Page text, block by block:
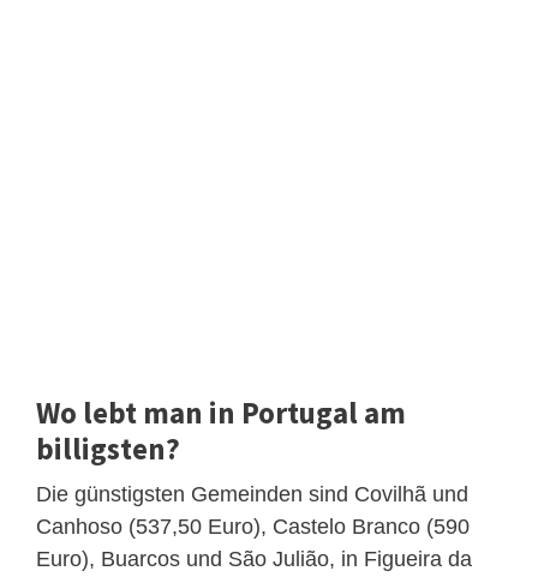
Wo lebt man in Portugal am
billigsten?
Die günstigsten Gemeinden sind Covilhã und
Canhoso (537,50 Euro), Castelo Branco (590
Euro), Buarcos und São Julião, in Figueira da